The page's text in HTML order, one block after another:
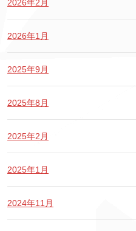
2026年2月
2026年1月
2025年9月
2025年8月
2025年2月
2025年1月
2024年11月